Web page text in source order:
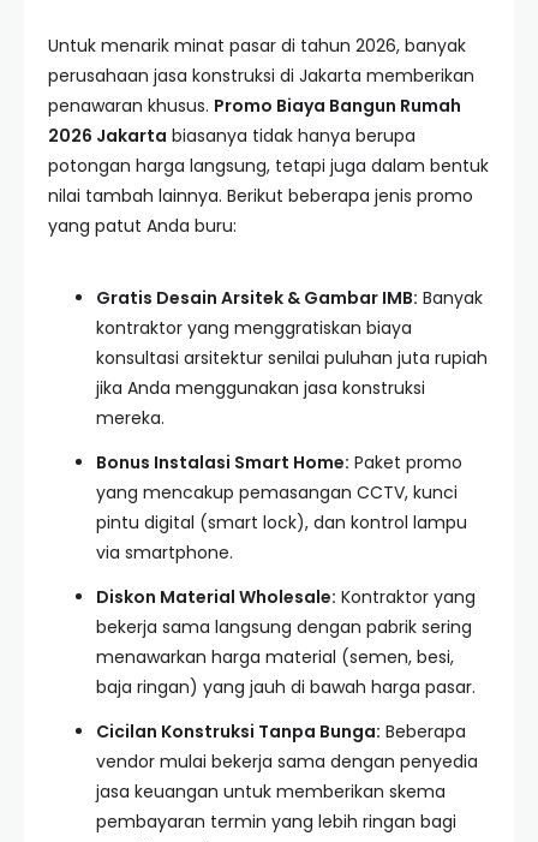
Untuk menarik minat pasar di tahun 2026, banyak
perusahaan jasa konstruksi di Jakarta memberikan
penawaran khusus. Promo Biaya Bangun Rumah
2026 Jakarta biasanya tidak hanya berupa
potongan harga langsung, tetapi juga dalam bentuk
nilai tambah lainnya. Berikut beberapa jenis promo
yang patut Anda buru:
Gratis Desain Arsitek & Gambar IMB: Banyak
kontraktor yang menggratiskan biaya
konsultasi arsitektur senilai puluhan juta rupiah
jika Anda menggunakan jasa konstruksi
mereka.
Bonus Instalasi Smart Home: Paket promo
yang mencakup pemasangan CCTV, kunci
pintu digital (smart lock), dan kontrol lampu
via smartphone.
Diskon Material Wholesale: Kontraktor yang
bekerja sama langsung dengan pabrik sering
menawarkan harga material (semen, besi,
baja ringan) yang jauh di bawah harga pasar.
Cicilan Konstruksi Tanpa Bunga: Beberapa
vendor mulai bekerja sama dengan penyedia
jasa keuangan untuk memberikan skema
pembayaran termin yang lebih ringan bagi